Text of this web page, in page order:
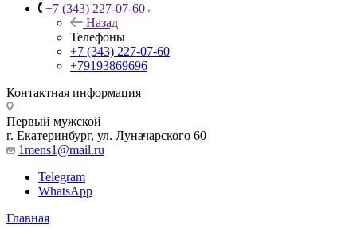
+7 (343) 227-07-60
Назад
Телефоны
+7 (343) 227-07-60
+79193869696
Контактная информация
Первый мужской
г. Екатеринбург, ул. Луначарского 60
1mens1@mail.ru
Telegram
WhatsApp
Главная